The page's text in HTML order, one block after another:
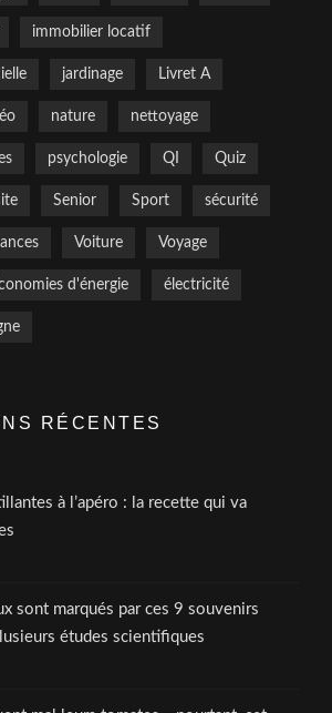
immobilier locatif
jardinage Livret A
nature nettoyage
psychologie QI Quiz
Senior Sport sécurité
Voiture Voyage
d'énergie électricité
RÉCENTES
à l’apéro : la recette qui va
sont marqués par ces 9 souvenirs
études scientifiques